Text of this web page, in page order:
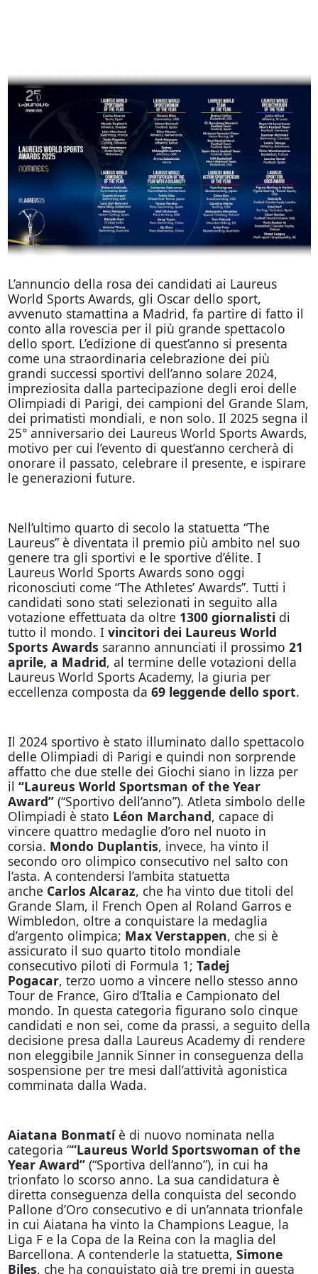
L’annuncio della rosa dei candidati ai Laureus
World Sports Awards, gli Oscar dello sport,
avvenuto stamattina a Madrid, fa partire di fatto il
conto alla rovescia per il più grande spettacolo
dello sport. L’edizione di quest’anno si presenta
come una straordinaria celebrazione dei più
grandi successi sportivi dell’anno solare 2024,
impreziosita dalla partecipazione degli eroi delle
Olimpiadi di Parigi, dei campioni del Grande Slam,
dei primatisti mondiali, e non solo. Il 2025 segna il
25° anniversario dei Laureus World Sports Awards,
motivo per cui l’evento di quest’anno cercherà di
onorare il passato, celebrare il presente, e ispirare
le generazioni future.
Nell’ultimo quarto di secolo la statuetta “The
Laureus” è diventata il premio più ambito nel suo
genere tra gli sportivi e le sportive d’élite. I
Laureus World Sports Awards sono oggi
riconosciuti come “The Athletes’ Awards”. Tutti i
candidati sono stati selezionati in seguito alla
votazione effettuata da oltre 1300 giornalisti di
tutto il mondo. I vincitori dei Laureus World
Sports Awards saranno annunciati il prossimo 21
aprile, a Madrid, al termine delle votazioni della
Laureus World Sports Academy, la giuria per
eccellenza composta da 69 leggende dello sport.
Il 2024 sportivo è stato illuminato dallo spettacolo
delle Olimpiadi di Parigi e quindi non sorprende
affatto che due stelle dei Giochi siano in lizza per
il “Laureus World Sportsman of the Year
Award”(“Sportivo dell’anno”). Atleta simbolo delle
Olimpiadi è stato Léon Marchand, capace di
vincere quattro medaglie d’oro nel nuoto in
corsia. Mondo Duplantis, invece, ha vinto il
secondo oro olimpico consecutivo nel salto con
l’asta. A contendersi l’ambita statuetta
anche Carlos Alcaraz, che ha vinto due titoli del
Grande Slam, il French Open al Roland Garros e
Wimbledon, oltre a conquistare la medaglia
d’argento olimpica; Max Verstappen, che si è
assicurato il suo quarto titolo mondiale
consecutivo piloti di Formula 1; Tadej
Pogacar, terzo uomo a vincere nello stesso anno
Tour de France, Giro d’Italia e Campionato del
mondo. In questa categoria figurano solo cinque
candidati e non sei, come da prassi, a seguito della
decisione presa dalla Laureus Academy di rendere
non eleggibile Jannik Sinner in conseguenza della
sospensione per tre mesi dall’attività agonistica
comminata dalla Wada.
Aiatana Bonmatí è di nuovo nominata nella
categoria ““Laureus World Sportswoman of the
Year Award”(“Sportiva dell’anno”), in cui ha
trionfato lo scorso anno. La sua candidatura è
diretta conseguenza della conquista del secondo
Pallone d’Oro consecutivo e di un’annata trionfale
in cui Aiatana ha vinto la Champions League, la
Liga F e la Copa de la Reina con la maglia del
Barcellona. A contenderle la statuetta, Simone
Biles, che ha conquistato già tre premi in questa